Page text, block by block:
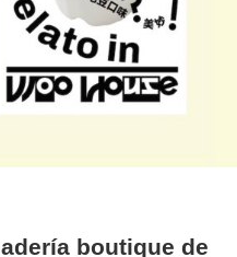
boutique de